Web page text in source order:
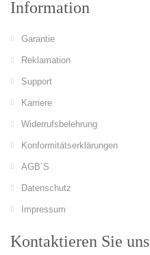
Information
Garantie
Reklamation
Support
Karriere
Widerrufsbelehrung
Konformitätserklärungen
AGB´S
Datenschutz
Impressum
Kontaktieren Sie uns